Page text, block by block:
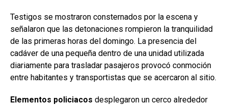
Testigos se mostraron consternados por la escena y
señalaron que las detonaciones rompieron la tranquilidad
de las primeras horas del domingo. La presencia del
cadáver de una pequeña dentro de una unidad utilizada
diariamente para trasladar pasajeros provocó conmoción
entre habitantes y transportistas que se acercaron al sitio.
Elementos policiacos desplegaron un cerco alrededor